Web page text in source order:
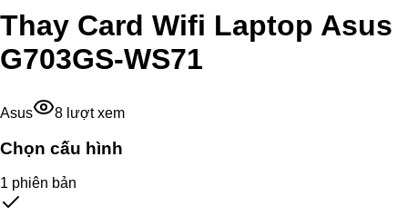
Thay Card Wifi Laptop Asus
G703GS-WS71
Asus 8 lượt xem
Chọn cấu hình
1 phiên bản